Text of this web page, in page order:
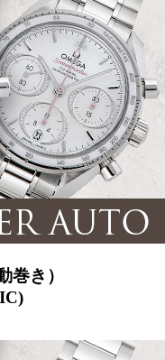
巻き）